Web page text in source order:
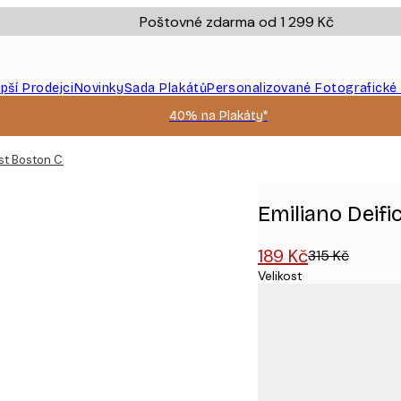
Poštovné zdarma od 1 299 Kč
ProdejciNovinkySada PlakátůPersonalizované Fotografické
40% na Plakáty*
Boston City Map Plakát
Emiliano
189 Kč315 Kč
Velikost